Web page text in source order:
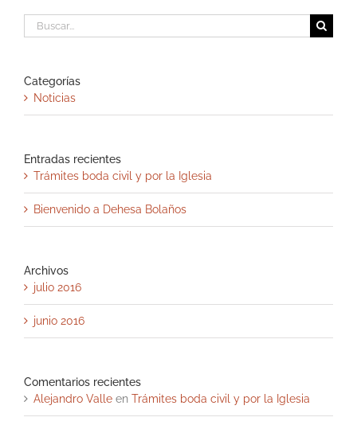
Buscar:
Categorías
Noticias
Entradas recientes
Trámites boda civil y por la Iglesia
Bienvenido a Dehesa Bolaños
Archivos
julio 2016
junio 2016
Comentarios recientes
Alejandro Valle en Trámites boda civil y por la Iglesia